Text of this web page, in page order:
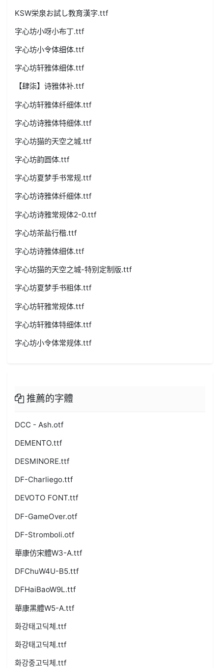
KSW栄泉お試し教育漢字.ttf
字心坊小呀小布丁.ttf
字心坊小令体细体.ttf
字心坊轩雅体细体.ttf
【肆柒】诗雅体补.ttf
字心坊轩雅体纤细体.ttf
字心坊诗雅体特细体.ttf
字心坊猫的天空之城.ttf
字心坊韵圆体.ttf
字心坊夏梦手书常规.ttf
字心坊诗雅体纤细体.ttf
字心坊诗雅常规体2-0.ttf
字心坊茶盐行楷.ttf
字心坊诗雅体细体.ttf
字心坊猫的天空之城-特别定制版.ttf
字心坊夏梦手书粗体.ttf
字心坊轩雅常规体.ttf
字心坊轩雅体特细体.ttf
字心坊小令体常规体.ttf
推薦的字體
DCC - Ash.otf
DEMENTO.ttf
DESMINORE.ttf
DF-Charliego.ttf
DEVOTO FONT.ttf
DF-GameOver.otf
DF-Stromboli.otf
華康仿宋體W3-A.ttf
DFChuW4U-B5.ttf
DFHaiBaoW9L.ttf
華康黑體W5-A.ttf
화강태고딕체.ttf
화강태고딕체.ttf
화강중고딕체.ttf